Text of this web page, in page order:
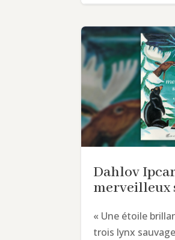
Dahlov
merveilleux
« Une étoile
trois lynx